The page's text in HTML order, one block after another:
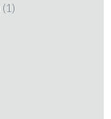
(1)